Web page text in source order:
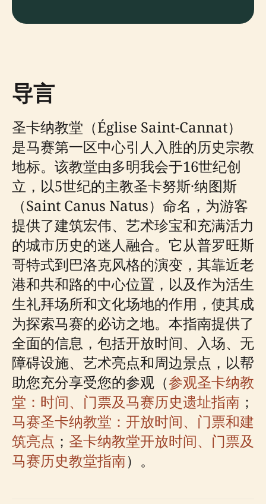
导言
圣卡纳教堂（Église Saint-Cannat）
是马赛第一区中心引人入胜的历史宗教
地标。该教堂由多明我会于16世纪创
立，以5世纪的主教圣卡努斯·纳图斯
（Saint Canus Natus）命名，为游客
提供了建筑宏伟、艺术珍宝和充满活力
的城市历史的迷人融合。它从普罗旺斯
哥特式到巴洛克风格的演变，其靠近老
港和共和路的中心位置，以及作为活生
生礼拜场所和文化场地的作用，使其成
为探索马赛的必访之地。本指南提供了
全面的信息，包括开放时间、入场、无
障碍设施、艺术亮点和周边景点，以帮
助您充分享受您的参观（参观圣卡纳教
堂：时间、门票及马赛历史遗址指南 ；
马赛圣卡纳教堂：开放时间、门票和建
筑亮点 ； 圣卡纳教堂开放时间、门票及
马赛历史教堂指南）。